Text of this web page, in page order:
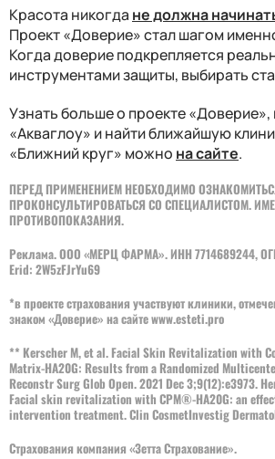
Красота никогда не должна
Проект «Доверие» стал шагом
Когда доверие подкрепляется
инструментами защиты, выбирать
Узнать больше о проекте
«Акваглоу» и найти ближайшую
«Ближний круг» можно на сайте.
ПЕРЕД ПРИМЕНЕНИЕМ НЕОБХОДИМО
ПРОКОНСУЛЬТИРОВАТЬСЯ СО СПЕЦИАЛИСТОМ.
ПРОТИВОПОКАЗАНИЯ.
Реклама. ООО «МЕРЦ ФАРМА». ИНН 7714689244,
Erid: 2W5zFJrYu69
*в проекте страхования участвуют клиники,
знаком «Доверие» на сайтеwww.esteti.pro
** Kerscher M, et al. Facial Skin Revitalization with
Matrix-HA20G: Results from a Randomized
Reconstr Surg Glob Open. 2021 Dec 3;9(12):e3973.
Facial skin revitalization with CPM®-HA20G: an
intervention treatment. Clin CosmetInvestig
Страхования компания «Зетта Страхование».